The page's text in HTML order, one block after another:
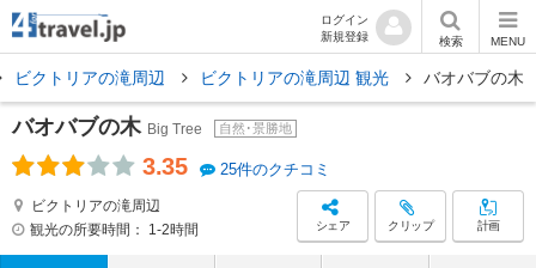
ログイン
新規登録
検索 MENU
ビクトリアの滝周辺 ビクトリアの滝周辺 観光 バオバブの木
バオバブの木 Big Tree 自然･景勝地
3.35 25件のクチコミ
ビクトリアの滝周辺
観光の所要時間：
1-2時間 シェア クリップ 計画